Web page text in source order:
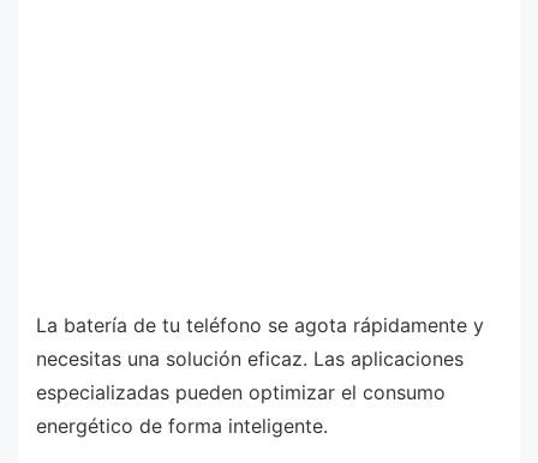
La batería de tu teléfono se agota rápidamente y
necesitas una solución eficaz. Las aplicaciones
especializadas pueden optimizar el consumo
energético de forma inteligente.